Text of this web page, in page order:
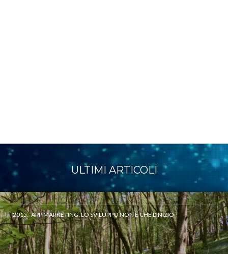
ULTIMI ARTICOLI
2015 - APP MARKETING: LO SVILUPPO NON È CHE L'INIZIO